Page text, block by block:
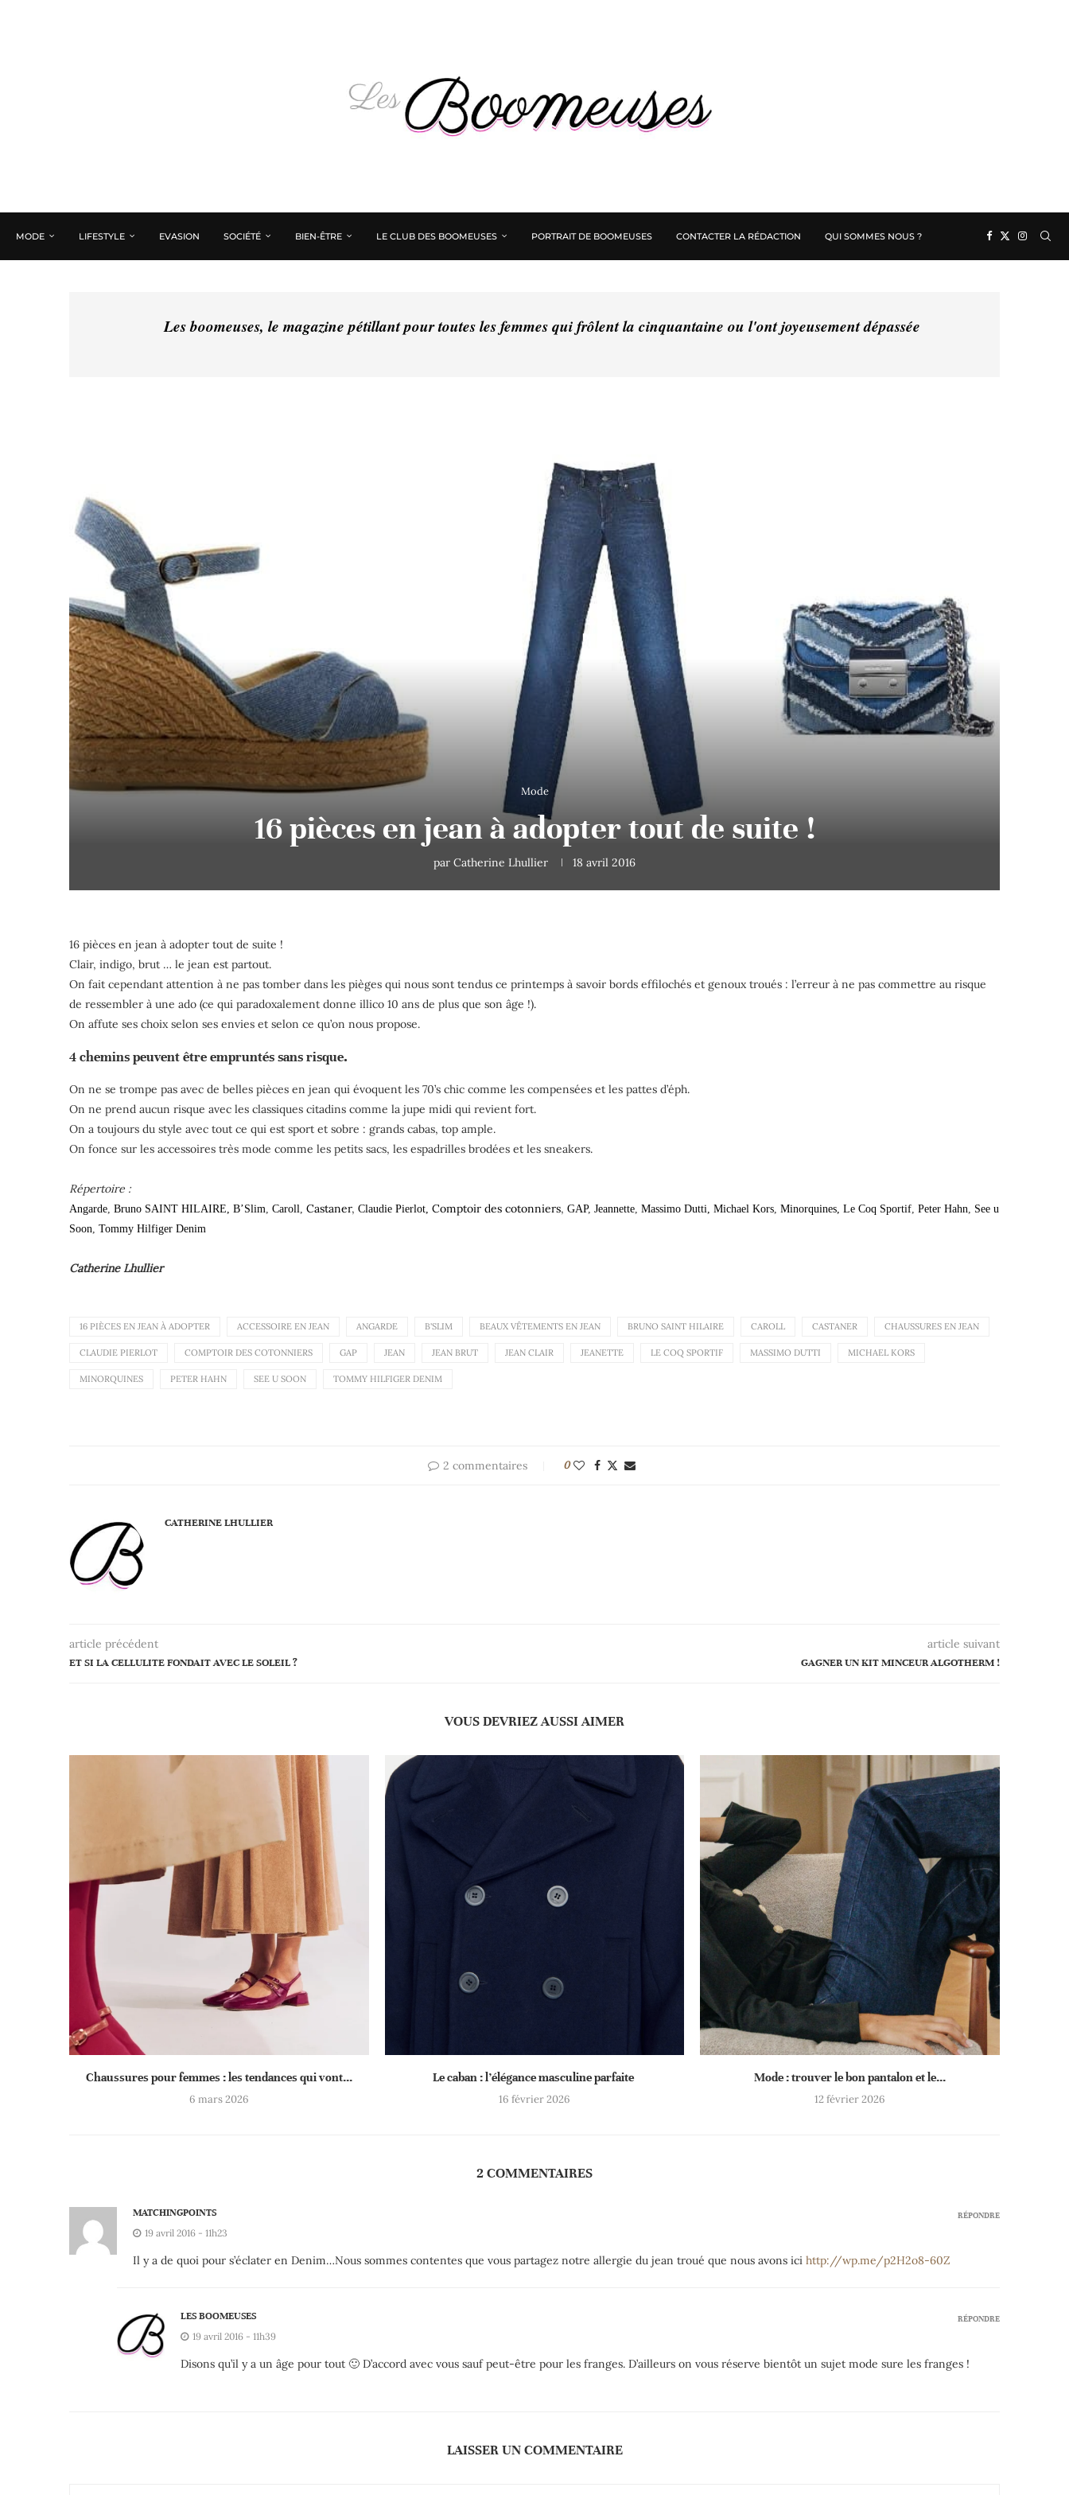
MODE LIFESTYLE EVASION SOCIÉTÉ BIEN-ÊTRE LE CLUB DES BOOMEUSES PORTRAIT DE BOOMEUSES CONTACTER LA RÉDACTION QUI SOMMES NOUS ?
Les boomeuses, le magazine pétillant pour toutes les femmes qui frôlent la cinquantaine ou l'ont joyeusement dépassée
Mode
16 pièces en jean à adopter tout de suite !
par Catherine Lhullier 18 avril 2016
16 pièces en jean à adopter tout de suite !
Clair, indigo, brut … le jean est partout.
On fait cependant attention à ne pas tomber dans les pièges qui nous sont tendus ce printemps à savoir bords effilochés et genoux troués : l’erreur à ne pas commettre au risque
de ressembler à une ado (ce qui paradoxalement donne illico 10 ans de plus que son âge !).
On affute ses choix selon ses envies et selon ce qu’on nous propose.
4 chemins peuvent être empruntés sans risque.
On ne se trompe pas avec de belles pièces en jean qui évoquent les 70’s chic comme les compensées et les pattes d’éph.
On ne prend aucun risque avec les classiques citadins comme la jupe midi qui revient fort.
On a toujours du style avec tout ce qui est sport et sobre : grands cabas, top ample.
On fonce sur les accessoires très mode comme les petits sacs, les espadrilles brodées et les sneakers.
Répertoire :
Angarde Bruno SAINT HILAIRE, B’Slim Caroll Castaner, Claudie Pierlot, Comptoir des cotonniers, GAP, Jeannette Massimo Dutti, Michael Kors Minorquines, Le Coq Sportif Peter Hahn
See u
Soon Tommy Hilfiger Denim
Catherine Lhullier
16 PIÈCES EN JEAN À ADOPTER ACCESSOIRE EN JEAN ANGARDE B'SLIM BEAUX VÊTEMENTS EN JEAN BRUNO SAINT HILAIRE CAROLL CASTANER CHAUSSURES EN JEAN
CLAUDIE PIERLOT COMPTOIR DES COTONNIERS GAP JEAN JEAN BRUT JEAN CLAIR JEANETTE LE COQ SPORTIF MASSIMO DUTTI MICHAEL KORS
MINORQUINES PETER HAHN SEE U SOON TOMMY HILFIGER DENIM
2 commentaires 0
CATHERINE LHULLIER
article précédent
ET SI LA CELLULITE FONDAIT AVEC LE SOLEIL ?
article suivant
GAGNER UN KIT MINCEUR ALGOTHERM !
VOUS DEVRIEZ AUSSI AIMER
Chaussures pour femmes : les tendances qui vont...
6 mars 2026
Le caban : l’élégance masculine parfaite
16 février 2026
Mode : trouver le bon pantalon et le...
12 février 2026
2 COMMENTAIRES
MATCHINGPOINTS
19 avril 2016 - 11h23
Il y a de quoi pour s’éclater en Denim…Nous sommes contentes que vous partagez notre allergie du jean troué que nous avons ici http://wp.me/p2H2o8-60Z
RÉPONDRE
LES BOOMEUSES
19 avril 2016 - 11h39
Disons qu’il y a un âge pour tout 🙂 D’accord avec vous sauf peut-être pour les franges. D’ailleurs on vous réserve bientôt un sujet mode sure les franges !
RÉPONDRE
LAISSER UN COMMENTAIRE